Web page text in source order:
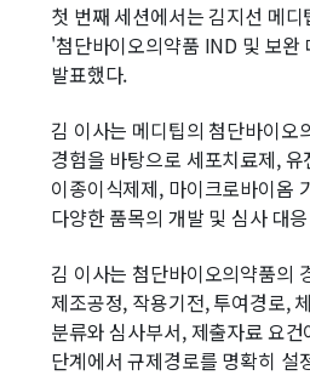
첫 번째 세션에서는 김지선 메
'첨단바이오의약품 IND 및 보완
발표했다.
김 이사는 메디팁의 첨단바이오
경험을 바탕으로 세포치료제,
이종이식제제, 마이크로바이옴
다양한 품목의 개발 및 심사 대
김 이사는 첨단바이오의약품의
제조공정, 작용기전, 투여경로,
분류와 심사부서, 제출자료 요
단계에서 규제경로를 명확히 설